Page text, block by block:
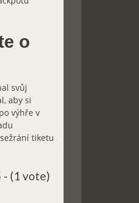
o
svůj
aby si
výhře v
tiketu
- (1 vote)